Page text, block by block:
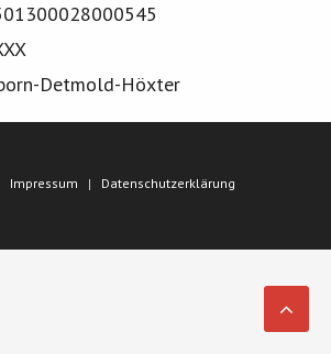
Detmold-Höxter
Impressum Datenschutzerklärung